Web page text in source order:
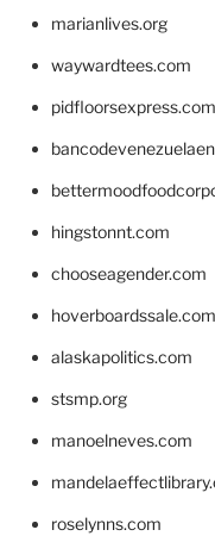
marianlives.org
waywardtees.com
pidfloorsexpress.com
hingstonnt.com
chooseagender.com
hoverboardssale.com
alaskapolitics.com
stsmp.org
manoelneves.com
roselynns.com